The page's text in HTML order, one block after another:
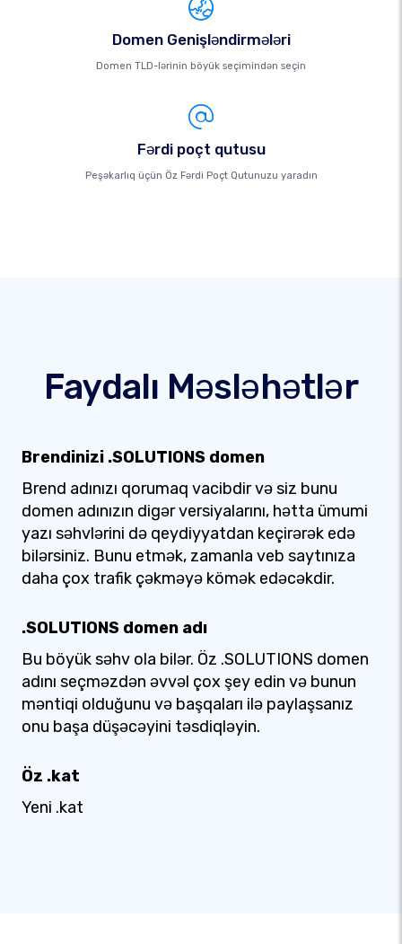
Domen Genişləndirmələri
Domen TLD-lərinin böyük seçimindən seçin
Fərdi poçt qutusu
Peşəkarlıq üçün Öz Fərdi Poçt Qutunuzu yaradın
Faydalı Məsləhətlər
Brendinizi .SOLUTIONS domen
Brend adınızı qorumaq vacibdir və siz bunu
domen adınızın digər versiyalarını, hətta ümumi
yazı səhvlərini də qeydiyyatdan keçirərək edə
bilərsiniz. Bunu etmək, zamanla veb saytınıza
daha çox trafik çəkməyə kömək edəcəkdir.
.SOLUTIONS domen adı
Bu böyük səhv ola bilər. Öz .SOLUTIONS domen
adını seçməzdən əvvəl çox şey edin və bunun
məntiqi olduğunu və başqaları ilə paylaşsanız
onu başa düşəcəyini təsdiqləyin.
Öz .kat
Yeni .kat